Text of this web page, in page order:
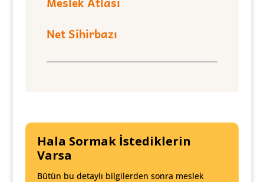
Net Sihirbazı
Hala Sormak İstediklerin
Varsa
Bütün bu detaylı bilgilerden sonra meslek